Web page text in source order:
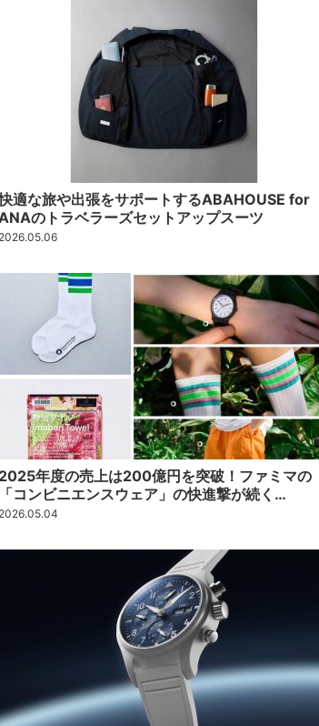
適な旅や出張をサポートするABAHOUSE for
のトラベラーズセットアップスーツ
2026.05.06
2025年度の売上は200億円を突破！ファミマの
「コンビニエンスウェア」の快進撃が続く…
2026.05.04